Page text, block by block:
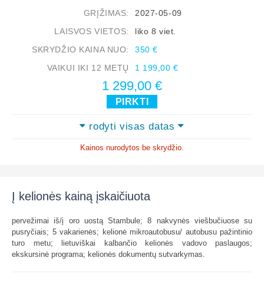
GRĮŽIMAS:
2027-05-09
LAISVOS VIETOS:
liko 8 viet.
SKRYDŽIO KAINA NUO:
350 €
VAIKUI IKI 12 METŲ
1 199,00 €
1 299,00 €
PIRKTI
rodyti visas datas
Kainos nurodytos be skrydžio.
Į kelionės kainą įskaičiuota
pervežimai iš/į oro uostą Stambule; 8 nakvynės viešbučiuose su
pusryčiais; 5 vakarienės; kelionė mikroautobusu/ autobusu pažintinio
turo metu; lietuviškai kalbančio kelionės vadovo paslaugos;
ekskursinė programa; kelionės dokumentų sutvarkymas.